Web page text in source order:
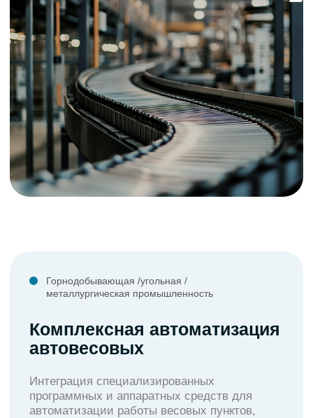
показателей объектов
произвольной формы
габаритов груза, что позволяет оперативно
объёмов
Подробнее →